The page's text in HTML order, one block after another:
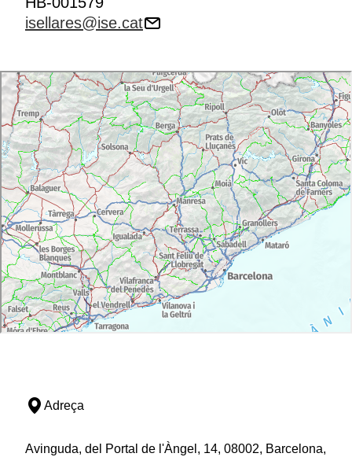
isellares@ise.cat
Adreça
Avinguda, del Portal de l'Àngel, 14, 08002, Barcelona,